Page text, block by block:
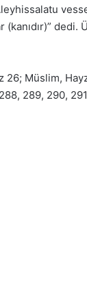
(kanıdır)” dedi.
26; Müslim,
289, 290,